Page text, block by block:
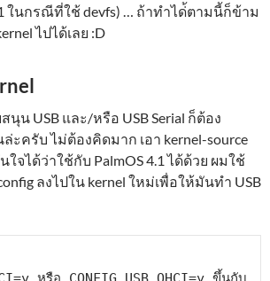
ในกรณีที่ใช้ devfs) … ถ้าทำได่้ตามนี้ก็ข้าม
ไปได้เลย :D
นุน USB และ/หรือ USB Serial ก็ต้อง
ล่ะครับ ไม่ต้องคิดมาก เอา kernel-source
ใจได้ว่าใช้กับ PalmOS 4.1 ได้ด้วย ผมใช้
ลงไปใน kernel ใหม่เพื่อให้มันทำ USB